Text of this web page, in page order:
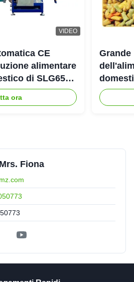
VIDEO
CE
alimentare
di SLG65
a vite di
ora
Grande
Mrs. Fiona